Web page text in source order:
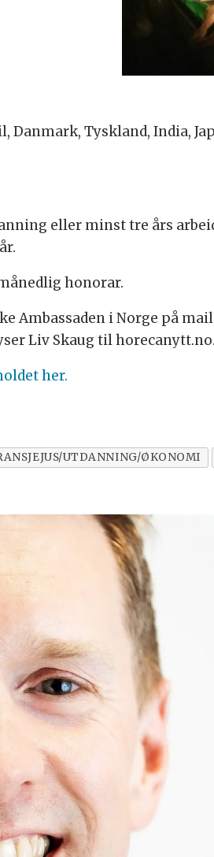
Tyskland, India,
eller minst tre års
honorar.
Ambassaden i Norge på mail
Liv Skaug til horecanytt.no.
her.
UTDANNING/ØKONOMI